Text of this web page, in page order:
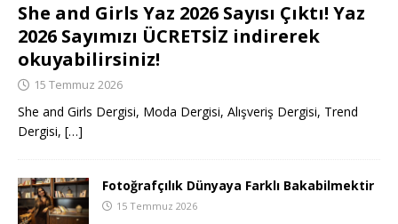
She and Girls Yaz 2026 Sayısı Çıktı! Yaz
2026 Sayımızı ÜCRETSİZ indirerek
okuyabilirsiniz!
15 Temmuz 2026
She and Girls Dergisi, Moda Dergisi, Alışveriş Dergisi, Trend
Dergisi, […]
Fotoğrafçılık Dünyaya Farklı Bakabilmektir
15 Temmuz 2026